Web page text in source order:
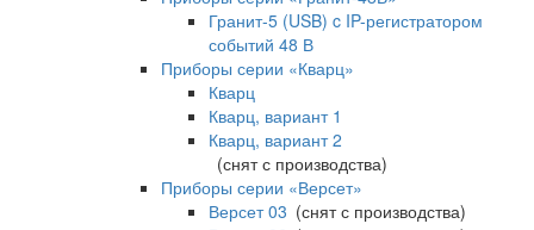
Гранит-5 (USB) c IP-регистратором
событий 48 В
Приборы серии «Кварц»
Кварц
Кварц, вариант 1
Кварц, вариант 2
(снят с производства)
Приборы серии «Версет»
Версет 03 (снят с производства)